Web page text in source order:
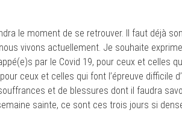
le moment de se retrouver. Il faut déjà
vivons actuellement. Je souhaite
par le Covid 19, pour ceux et celles
ceux et celles qui font l’épreuve difficile
et de blessures dont il faudra
sainte, ce sont ces trois jours si